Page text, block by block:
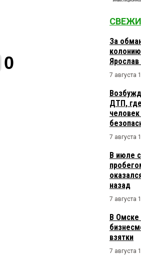
0
За
7 августа
ДТП,
человек
7 августа
В июле
назад
7 августа
В Омске
взятки
7 августа